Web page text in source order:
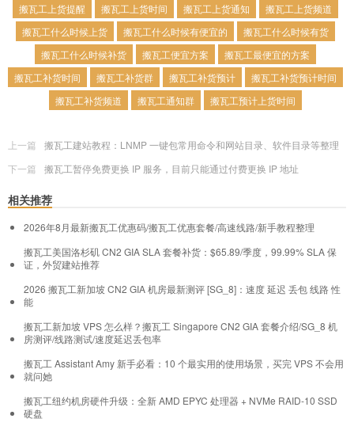
搬瓦工上货提醒 搬瓦工上货时间 搬瓦工上货通知
搬瓦工上货频道
搬瓦工什么时候上货
搬瓦工什么时候有便宜的
搬瓦工什么时候有货
搬瓦工什么时候补货
搬瓦工便宜方案
搬瓦工最便宜的方案
搬瓦工补货时间
搬瓦工补货群 搬瓦工补货预计
搬瓦工补货预计时间
搬瓦工补货频道
搬瓦工通知群 搬瓦工预计上货时间
上一篇
搬瓦工建站教程：LNMP 一键包常用命令和网站目录、软件目录等整理
下一篇
搬瓦工暂停免费更换 IP 服务，目前只能通过付费更换 IP 地址
相关推荐
2026年8月最新搬瓦工优惠码/搬瓦工优惠套餐/高速线路/新手教程整理
搬瓦工美国洛杉矶 CN2 GIA SLA 套餐补货：$65.89/季度，99.99% SLA 保
证，外贸建站推荐
2026 搬瓦工新加坡 CN2 GIA 机房最新测评 [SG_8]：速度 延迟 丢包 线路 性
能
搬瓦工新加坡 VPS 怎么样？搬瓦工 Singapore CN2 GIA 套餐介绍/SG_8 机
房测评/线路测试/速度延迟丢包率
搬瓦工 Assistant Amy 新手必看：10 个最实用的使用场景，买完 VPS 不会用
就问她
搬瓦工纽约机房硬件升级：全新 AMD EPYC 处理器 + NVMe RAID-10 SSD
硬盘